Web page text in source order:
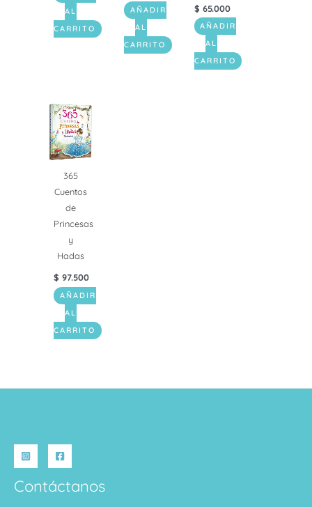
AL
CARRITO
AÑADIR
AL
CARRITO
$ 65.000
AÑADIR
AL
CARRITO
365
Cuentos
de
Princesas
y
Hadas
$ 97.500
AÑADIR
AL
CARRITO
Contáctanos